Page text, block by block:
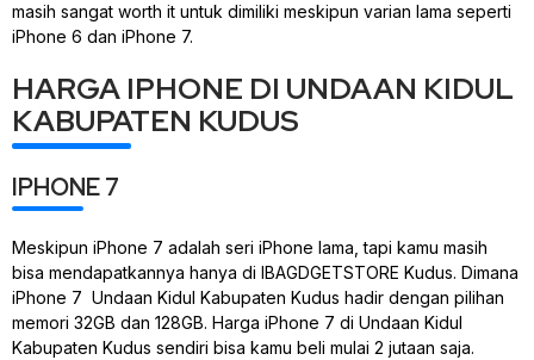
masih sangat worth it untuk dimiliki meskipun varian lama seperti
iPhone 6 dan iPhone 7.
HARGA IPHONE DI UNDAAN KIDUL
KABUPATEN KUDUS
IPHONE 7
Meskipun iPhone 7 adalah seri iPhone lama, tapi kamu masih
bisa mendapatkannya hanya di IBAGDGETSTORE Kudus. Dimana
iPhone 7 Undaan Kidul Kabupaten Kudus hadir dengan pilihan
memori 32GB dan 128GB. Harga iPhone 7 di Undaan Kidul
Kabupaten Kudus sendiri bisa kamu beli mulai 2 jutaan saja.